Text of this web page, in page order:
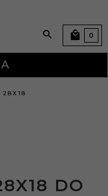
0
28X18
DO